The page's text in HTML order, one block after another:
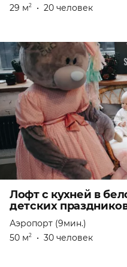
29 м2 • 20 человек
Лофт с кухней в
детских
Аэропорт (9мин.)
50 м2 • 30 человек